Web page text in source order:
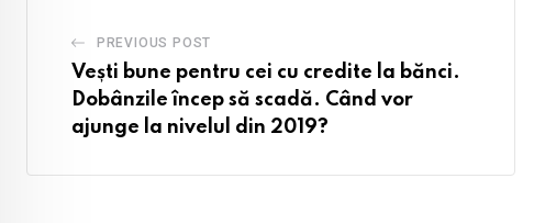
PREVIOUS POST
Vești bune pentru cei cu credite la bănci.
Dobânzile încep să scadă. Când vor
ajunge la nivelul din 2019?